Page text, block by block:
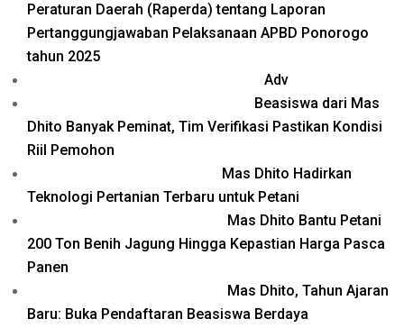
Peraturan Daerah (Raperda) tentang Laporan
Pertanggungjawaban Pelaksanaan APBD Ponorogo
tahun 2025
Adv
Beasiswa dari Mas
Dhito Banyak Peminat, Tim Verifikasi Pastikan Kondisi
Riil Pemohon
Mas Dhito Hadirkan
Teknologi Pertanian Terbaru untuk Petani
Mas Dhito Bantu Petani
200 Ton Benih Jagung Hingga Kepastian Harga Pasca
Panen
Mas Dhito, Tahun Ajaran
Baru: Buka Pendaftaran Beasiswa Berdaya